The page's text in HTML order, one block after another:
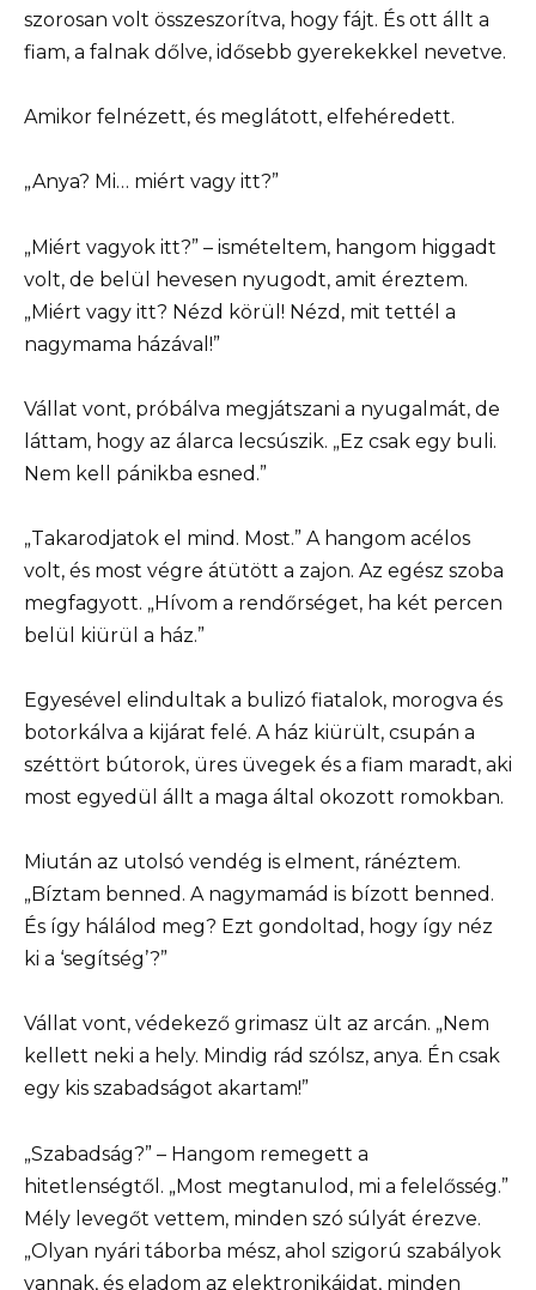
szorosan volt összeszorítva, hogy fájt. És ott állt a
fiam, a falnak dőlve, idősebb gyerekekkel nevetve.
Amikor felnézett, és meglátott, elfehéredett.
„Anya? Mi… miért vagy itt?”
„Miért vagyok itt?” – ismételtem, hangom higgadt
volt, de belül hevesen nyugodt, amit éreztem.
„Miért vagy itt? Nézd körül! Nézd, mit tettél a
nagymama házával!”
Vállat vont, próbálva megjátszani a nyugalmát, de
láttam, hogy az álarca lecsúszik. „Ez csak egy buli.
Nem kell pánikba esned.”
„Takarodjatok el mind. Most.” A hangom acélos
volt, és most végre átütött a zajon. Az egész szoba
megfagyott. „Hívom a rendőrséget, ha két percen
belül kiürül a ház.”
Egyesével elindultak a bulizó fiatalok, morogva és
botorkálva a kijárat felé. A ház kiürült, csupán a
széttört bútorok, üres üvegek és a fiam maradt, aki
most egyedül állt a maga által okozott romokban.
Miután az utolsó vendég is elment, ránéztem.
„Bíztam benned. A nagymamád is bízott benned.
És így hálálod meg? Ezt gondoltad, hogy így néz
ki a ‘segítség’?”
Vállat vont, védekező grimasz ült az arcán. „Nem
kellett neki a hely. Mindig rád szólsz, anya. Én csak
egy kis szabadságot akartam!”
„Szabadság?” – Hangom remegett a
hitetlenségtől. „Most megtanulod, mi a felelősség.”
Mély levegőt vettem, minden szó súlyát érezve.
„Olyan nyári táborba mész, ahol szigorú szabályok
vannak, és eladom az elektronikáidat, minden